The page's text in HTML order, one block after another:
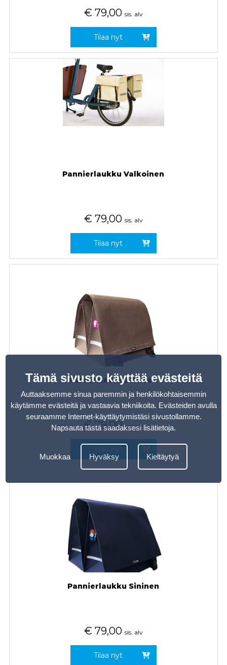
€ 79,00 sis. alv
Tilaa nyt
Pannierlaukku Valkoinen
€ 79,00 sis. alv
Tilaa nyt
Pannierlaukku Tweed
€ 79,00 sis. alv
Tilaa nyt
Pannierlaukku Sininen
€ 79,00 sis. alv
Tilaa nyt
Tämä sivusto käyttää evästeitä
Auttaaksemme sinua paremmin ja henkilökohtaisemmin
käytämme evästeitä ja vastaavia tekniikoita. Evästeiden avulla
seuraamme Internet-käyttäytymistäsi sivustollamme.
Napsauta tästä saadaksesi lisätietoja.
Muokkaa Hyväksy Kieltäytyä